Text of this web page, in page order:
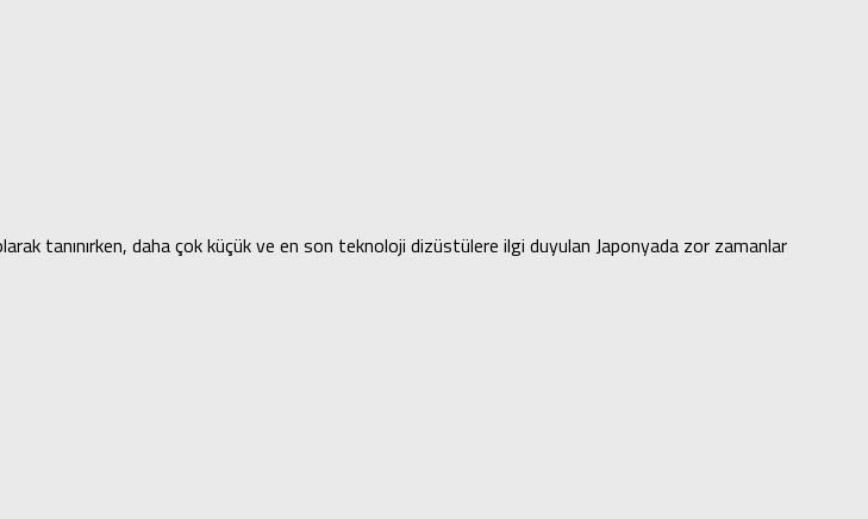
tanınırken, daha çok küçük ve en son teknoloji dizüstülere ilgi duyulan Japonyada zor zamanlar